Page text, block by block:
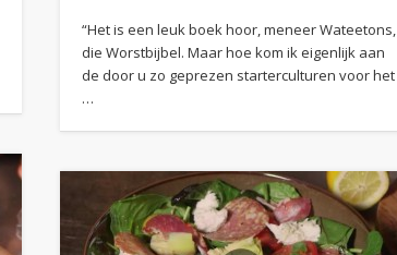
“Het is een leuk boek hoor, meneer Wateetons,
die Worstbijbel. Maar hoe kom ik eigenlijk aan
de door u zo geprezen starterculturen voor het
…